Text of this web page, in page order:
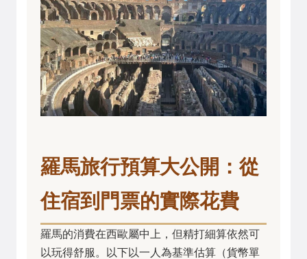
羅馬旅行預算大公開：從
住宿到門票的實際花費
羅馬的消費在西歐屬中上，但精打細算依然可
以玩得舒服。以下以一人為基準估算（貨幣單